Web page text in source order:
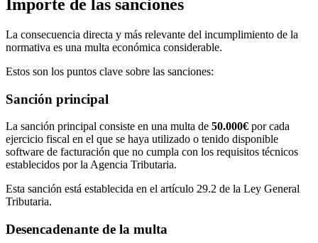
Importe de las sanciones
La consecuencia directa y más relevante del incumplimiento de la
normativa es una multa económica considerable.
Estos son los puntos clave sobre las sanciones:
Sanción principal
La sanción principal consiste en una multa de 50.000€ por cada
ejercicio fiscal en el que se haya utilizado o tenido disponible
software de facturación que no cumpla con los requisitos técnicos
establecidos por la Agencia Tributaria.
Esta sanción está establecida en el artículo 29.2 de la Ley General
Tributaria.
Desencadenante de la multa